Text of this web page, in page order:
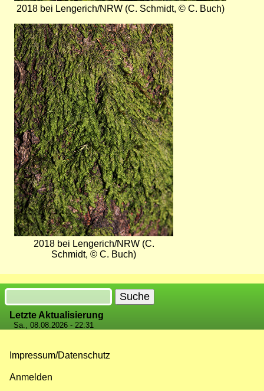
2018 bei Lengerich/NRW (C. Schmidt, © C. Buch)
Bild
2018 bei Lengerich/NRW (C.
Schmidt, © C. Buch)
Suche
Letzte Aktualisierung
Sa., 08.08.2026 - 22:31
Impressum/Datenschutz
Anmelden